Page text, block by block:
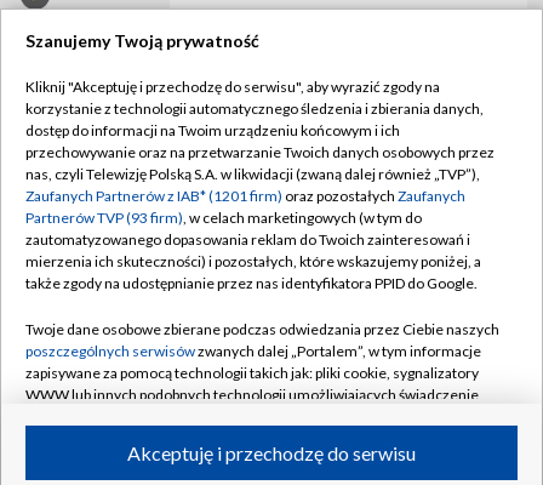
TVP
Abonament TVP
Sklep TVP
Biuro Reklamy
Oferta Handlowa
Emisja w TVP
Rada Programowa
Ogłoszenia przetargowe
Akademia Telewizyjna
Regulamin TVP
Polityka prywatności
Moje zgody
Biuro reklamy
Kanały
©2026 Telewizja Polska Spółka Akcyjna w likwidacji
Szanujemy Twoją prywatność
Kliknij "Akceptuję i przechodzę do serwisu", aby wyrazić zgody na
korzystanie z technologii automatycznego śledzenia i zbierania danych,
dostęp do informacji na Twoim urządzeniu końcowym i ich
przechowywanie oraz na przetwarzanie Twoich danych osobowych przez
nas, czyli Telewizję Polską S.A. w likwidacji (zwaną dalej również „TVP”),
Zaufanych Partnerów z IAB* (1201 firm) oraz pozostałych Zaufanych
Partnerów TVP (93 firm), w celach marketingowych (w tym do
zautomatyzowanego dopasowania reklam do Twoich zainteresowań i
mierzenia ich skuteczności) i pozostałych, które wskazujemy poniżej, a
także zgody na udostępnianie przez nas identyfikatora PPID do Google.
Twoje dane osobowe zbierane podczas odwiedzania przez Ciebie naszych
poszczególnych serwisówzwanych dalej „Portalem”, w tym informacje
zapisywane za pomocą technologii takich jak: pliki cookie, sygnalizatory
WWW lub innych podobnych technologii umożliwiających świadczenie
ruchu w Internecie.Akceptuję i przechodzę do serwisu